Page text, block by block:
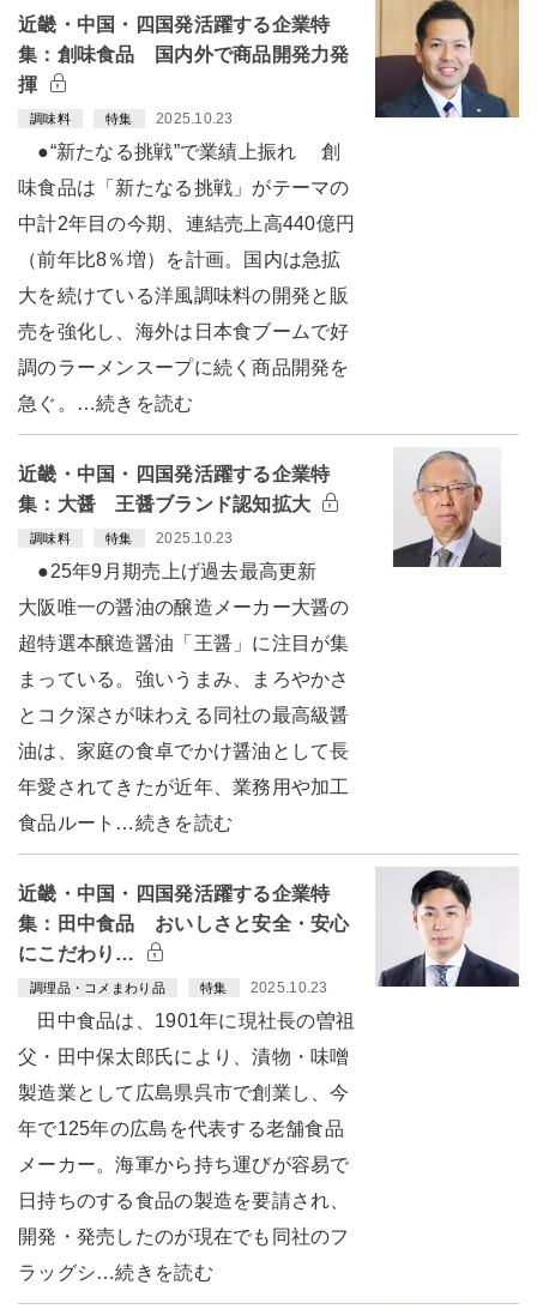
近畿・中国・四国発活躍する企業特
集：創味食品 国内外で商品開発力発
揮
調味料 特集 2025.10.23
●“新たなる挑戦”で業績上振れ 創
味食品は「新たなる挑戦」がテーマの
中計2年目の今期、連結売上高440億円
（前年比8％増）を計画。国内は急拡
大を続けている洋風調味料の開発と販
売を強化し、海外は日本食ブームで好
調のラーメンスープに続く商品開発を
急ぐ。…続きを読む
近畿・中国・四国発活躍する企業特
集：大醤 王醤ブランド認知拡大
調味料 特集 2025.10.23
●25年9月期売上げ過去最高更新
大阪唯一の醤油の醸造メーカー大醤の
超特選本醸造醤油「王醤」に注目が集
まっている。強いうまみ、まろやかさ
とコク深さが味わえる同社の最高級醤
油は、家庭の食卓でかけ醤油として長
年愛されてきたが近年、業務用や加工
食品ルート…続きを読む
近畿・中国・四国発活躍する企業特
集：田中食品 おいしさと安全・安心
にこだわり…
調理品・コメまわり品 特集 2025.10.23
田中食品は、1901年に現社長の曽祖
父・田中保太郎氏により、漬物・味噌
製造業として広島県呉市で創業し、今
年で125年の広島を代表する老舗食品
メーカー。海軍から持ち運びが容易で
日持ちのする食品の製造を要請され、
開発・発売したのが現在でも同社のフ
ラッグシ…続きを読む